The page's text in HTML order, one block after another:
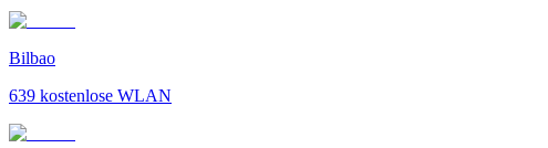
Bilbao
639 kostenlose WLAN